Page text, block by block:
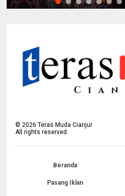
©2026 Teras Muda Cianjur
All rights reserved.
Beranda
Pasang Iklan